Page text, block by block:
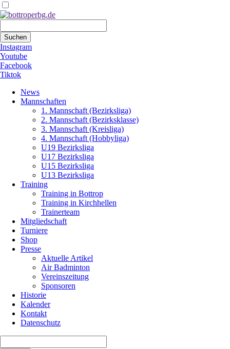
Suchen
Instagram
Youtube
Facebook
Tiktok
überspringen
News
Mannschaften
1. Mannschaft (Bezirksliga)
2. Mannschaft (Bezirksklasse)
3. Mannschaft (Kreisliga)
4. Mannschaft (Hobbyliga)
U19 Bezirksliga
U17 Bezirksliga
U15 Bezirksliga
U13 Bezirksliga
Training
Training in Bottrop
Training in Kirchhellen
Trainerteam
Mitgliedschaft
Turniere
Shop
Presse
Aktuelle Artikel
Air Badminton
Vereinszeitung
Sponsoren
Historie
Kalender
Kontakt
Datenschutz